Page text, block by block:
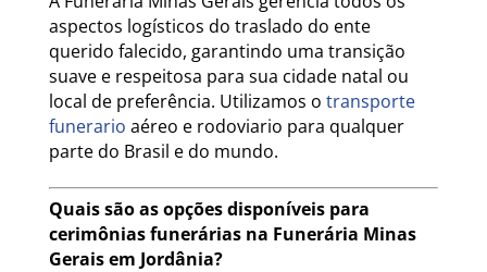
aspectos logísticos do traslado do ente
querido falecido, garantindo uma transição
suave e respeitosa para sua cidade natal ou
local de preferência. Utilizamos o transporte
funerario aéreo e rodoviario para qualquer
parte do Brasil e do mundo.
Quais são as opções disponíveis para
cerimônias funerárias na Funerária Minas
Gerais em Jordânia?